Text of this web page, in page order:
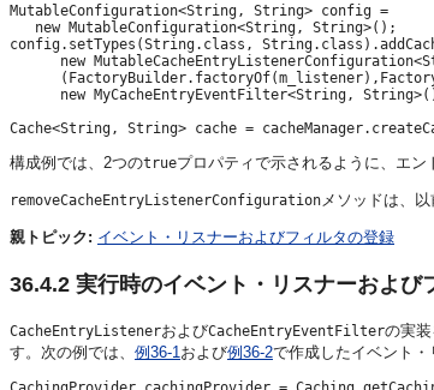
MutableConfiguration<String, String> config =
   new MutableConfiguration<String, String>();
config.setTypes(String.class,
new
new MyCacheEntryEventFilter<String,
構成例では、2つのtrueプロパティで示されるように、エン
removeCacheEntryListenerConfiguration メソッドは、
親トピック: イベント・リスナーおよびフィルタの登録
36.4.2 実行時のイベント・リスナーおよび
CacheEntryListenerおよびCacheEntryEventFilterの実
す。次の例では、 例36-1および例36-2で作成したイベント・